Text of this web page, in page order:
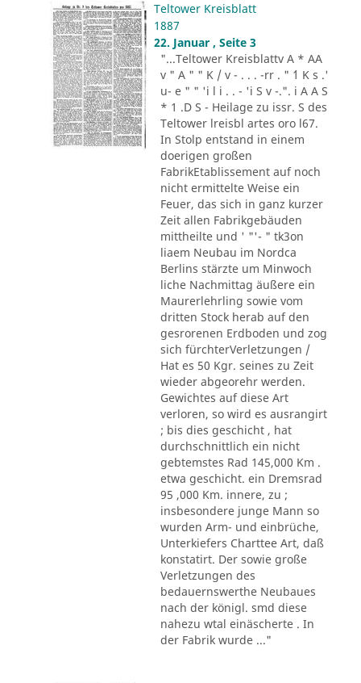
Teltower Kreisblatt
1887
22. Januar , Seite 3
"...Teltower Kreisblattv A * AA
v " A " " K / v - . . . -rr . " ´1 K s .'
u- e " " 'i l i . . - 'i S v -.". i A A S
* 1 .D S - Heilage zu issr. S des
Teltower lreisbl artes oro l67.
In Stolp entstand in einem
doerigen großen
FabrikEtablissement auf noch
nicht ermittelte Weise ein
Feuer, das sich in ganz kurzer
Zeit allen Fabrikgebäuden
mittheilte und ' "'- " tk3on
liaem Neubau im Nordca
Berlins stärzte um Minwoch
liche Nachmittag äußere ein
Maurerlehrling sowie vom
dritten Stock herab auf den
gesrorenen Erdboden und zog
sich fürchterVerletzungen /
Hat es 50 Kgr. seines zu Zeit
wieder abgeorehr werden.
Gewichtes auf diese Art
verloren, so wird es ausrangirt
; bis dies geschicht , hat
durchschnittlich ein nicht
gebtemstes Rad 145,000 Km .
etwa geschicht. ein Dremsrad
95 ,000 Km. innere, zu ;
insbesondere junge Mann so
wurden Arm- und einbrüche,
Unterkiefers Charttee Art, daß
konstatirt. Der sowie große
Verletzungen des
bedauernswerthe Neubaues
nach der königl. smd diese
nahezu wtal einäscherte . In
der Fabrik wurde ..."